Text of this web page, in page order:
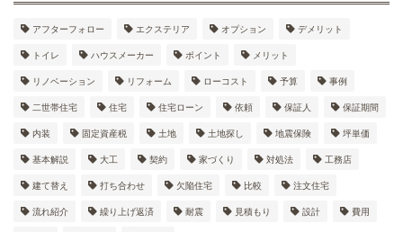
アフターフォロー エクステリア オプション デメリット
トイレ ハウスメーカー ポイント メリット
リノベーション リフォーム ローコスト 予算 事例
二世帯住宅 住宅 住宅ローン 依頼 保証人 保証期間
内装 固定資産税 土地 土地探し 地震保険 坪単価
基本解説 大工 契約 家づくり 対処法 工務店
建て替え 打ち合わせ 欠陥住宅 比較 注文住宅
流れ紹介 繰り上げ返済 耐震 見積もり 設計 費用